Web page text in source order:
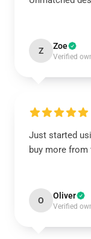
Z Zoe
Verified
Just started
buy more from
O Oliver
Verified